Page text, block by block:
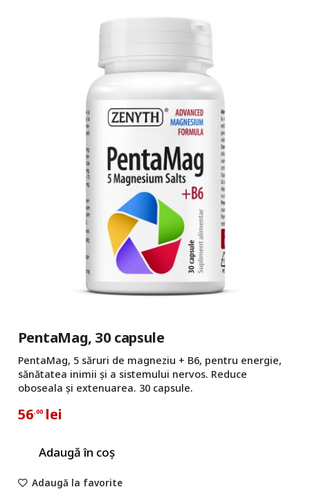
PentaMag, 30 capsule
PentaMag, 5 săruri de magneziu + B6, pentru energie,
sănătatea inimii și a sistemului nervos. Reduce
oboseala și extenuarea. 30 capsule.
56,00 lei
Adaugă în coș
Adaugă la favorite